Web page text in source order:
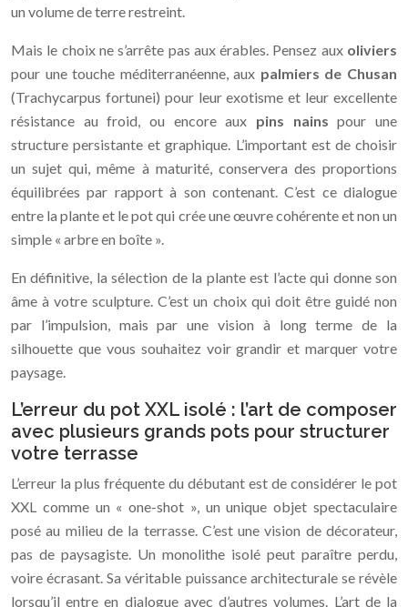
un volume de terre restreint.
Mais le choix ne s’arrête pas aux érables. Pensez aux oliviers
pour une touche méditerranéenne, aux palmiers de Chusan
(Trachycarpus fortunei) pour leur exotisme et leur excellente
résistance au froid, ou encore aux pins nains pour une
structure persistante et graphique. L’important est de choisir
un sujet qui, même à maturité, conservera des proportions
équilibrées par rapport à son contenant. C’est ce dialogue
entre la plante et le pot qui crée une œuvre cohérente et non un
simple « arbre en boîte ».
En définitive, la sélection de la plante est l’acte qui donne son
âme à votre sculpture. C’est un choix qui doit être guidé non
par l’impulsion, mais par une vision à long terme de la
silhouette que vous souhaitez voir grandir et marquer votre
paysage.
L’erreur du pot XXL isolé : l’art de composer
avec plusieurs grands pots pour structurer
votre terrasse
L’erreur la plus fréquente du débutant est de considérer le pot
XXL comme un « one-shot », un unique objet spectaculaire
posé au milieu de la terrasse. C’est une vision de décorateur,
pas de paysagiste. Un monolithe isolé peut paraître perdu,
voire écrasant. Sa véritable puissance architecturale se révèle
lorsqu’il entre en dialogue avec d’autres volumes. L’art de la